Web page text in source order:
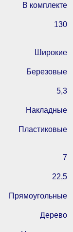
В комплекте
130
Широкие
Березовые
5,3
Накладные
Пластиковые
7
22,5
Прямоугольные
Дерево